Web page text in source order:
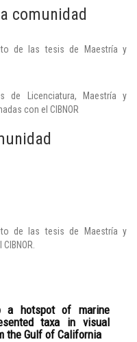
comunidad
de las tesis de Maestría y
de Licenciatura, Maestría y
con el CIBNOR
de las tesis de Maestría y
a hotspot of marine
taxa in visual
the Gulf of California